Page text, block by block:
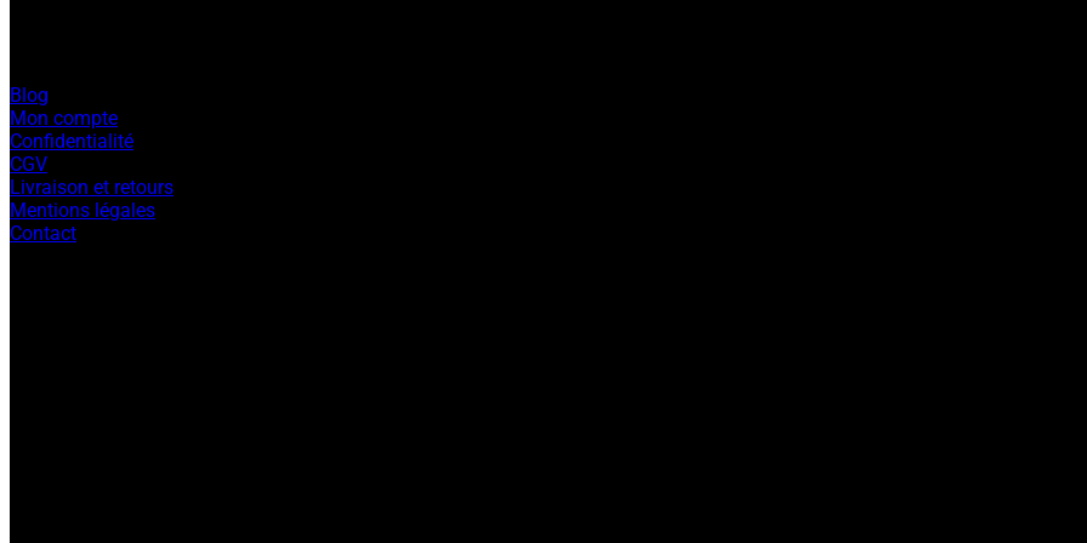
Blog
Mon compte
Confidentialité
CGV
Livraison et retours
Mentions légales
Contact